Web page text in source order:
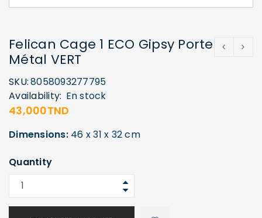
Felican Cage 1 ECO Gipsy Porte
Métal VERT
SKU:8058093277795
Availability: En stock
43,000TND
Dimensions: 46 x 31 x 32 cm
Quantity